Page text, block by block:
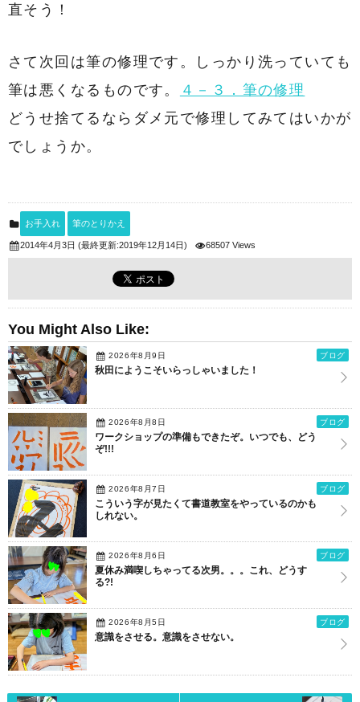
直そう！
さて次回は筆の修理です。しっかり洗っていても
筆は悪くなるものです。
４－３．筆の修理
どうせ捨てるならダメ元で修理してみてはいかが
でしょうか。
お手入れ 筆のとりかえ
2014年4月3日 (最終更新:2019年12月14日) 68507 Views
You Might Also Like:
2026年8月9日 ブログ
秋田にようこそいらっしゃいました！
2026年8月8日 ブログ
ワークショップの準備もできたぞ。いつでも、どう
ぞ!!!
2026年8月7日 ブログ
こういう字が見たくて書道教室をやっているのかも
しれない。
2026年8月6日 ブログ
夏休み満喫しちゃってる次男。。。これ、どうす
る?!
2026年8月5日 ブログ
意識をさせる。意識をさせない。